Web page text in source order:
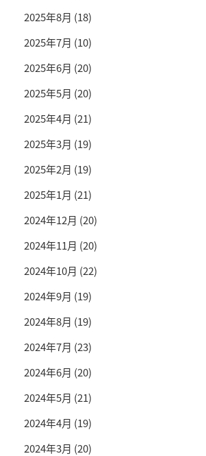
2025年8月 (18)
2025年7月 (10)
2025年6月 (20)
2025年5月 (20)
2025年4月 (21)
2025年3月 (19)
2025年2月 (19)
2025年1月 (21)
2024年12月 (20)
2024年11月 (20)
2024年10月 (22)
2024年9月 (19)
2024年8月 (19)
2024年7月 (23)
2024年6月 (20)
2024年5月 (21)
2024年4月 (19)
2024年3月 (20)